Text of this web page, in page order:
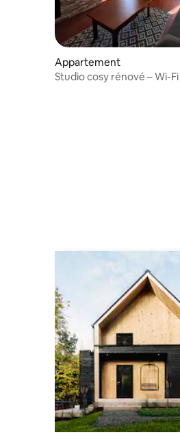
Appartement
Studio cosy rénové – Wi-